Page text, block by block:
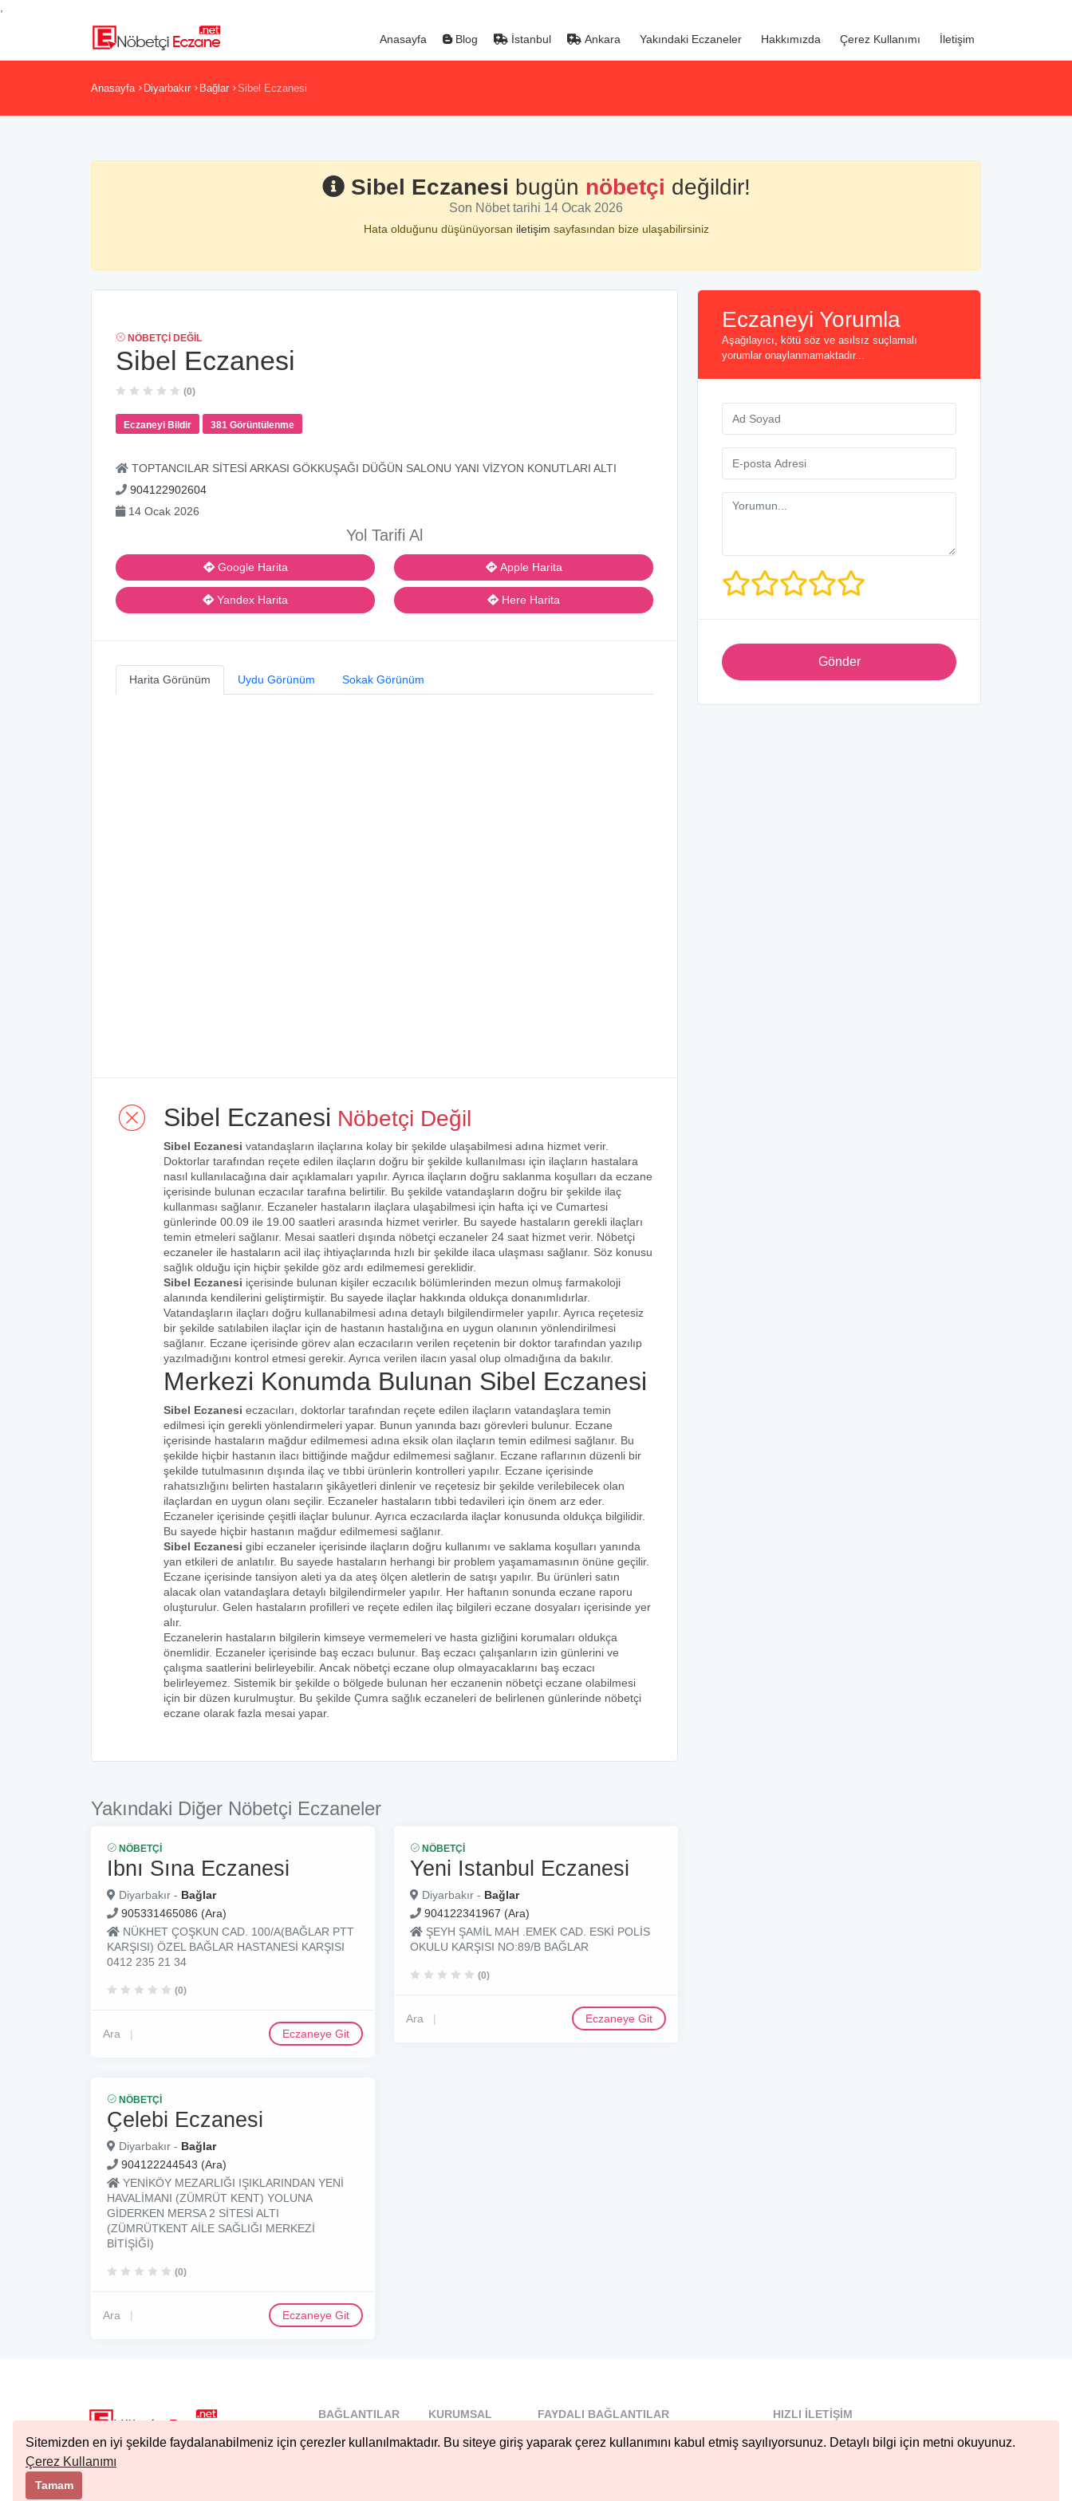
Sitemizden en iyi şekilde faydalanabilmeniz için çerezler kullanılmaktadır. Bu siteye giriş yaparak çerez kullanımını kabul etmiş sayılıyorsunuz. Detaylı bilgi için metni okuyunuz.
Çerez Kullanımı
Tamam
Anasayfa Blog İstanbul Ankara Yakındaki Eczaneler Hakkımızda Çerez Kullanımı İletişim
Anasayfa Diyarbakır Bağlar Sibel Eczanesi
Sibel Eczanesi bugün nöbetçi değildir!
Son Nöbet tarihi 14 Ocak 2026
Hata olduğunu düşünüyorsan iletişim sayfasından bize ulaşabilirsiniz
NÖBETÇI DEĞIL
Sibel Eczanesi
(0)
Eczaneyi Bildir 381 Görüntülenme
TOPTANCILAR SİTESİ ARKASI GÖKKUŞAĞI DÜĞÜN SALONU YANI VİZYON KONUTLARI ALTI
904122902604
14 Ocak 2026
Yol Tarifi Al
Google Harita
Yandex Harita
Apple Harita
Here Harita
Harita Görünüm Uydu Görünüm Sokak Görünüm
Sibel Eczanesi Nöbetçi Değil
Sibel Eczanesi vatandaşların ilaçlarına kolay bir şekilde ulaşabilmesi adına hizmet verir.
Doktorlar tarafından reçete edilen ilaçların doğru bir şekilde kullanılması için ilaçların hastalara
nasıl kullanılacağına dair açıklamaları yapılır. Ayrıca ilaçların doğru saklanma koşulları da eczane
içerisinde bulunan eczacılar tarafına belirtilir. Bu şekilde vatandaşların doğru bir şekilde ilaç
kullanması sağlanır. Eczaneler hastaların ilaçlara ulaşabilmesi için hafta içi ve Cumartesi
günlerinde 00.09 ile 19.00 saatleri arasında hizmet verirler. Bu sayede hastaların gerekli ilaçları
temin etmeleri sağlanır. Mesai saatleri dışında nöbetçi eczaneler 24 saat hizmet verir. Nöbetçi
eczaneler ile hastaların acil ilaç ihtiyaçlarında hızlı bir şekilde ilaca ulaşması sağlanır. Söz konusu
sağlık olduğu için hiçbir şekilde göz ardı edilmemesi gereklidir.
Sibel Eczanesi içerisinde bulunan kişiler eczacılık bölümlerinden mezun olmuş farmakoloji
alanında kendilerini geliştirmiştir. Bu sayede ilaçlar hakkında oldukça donanımlıdırlar.
Vatandaşların ilaçları doğru kullanabilmesi adına detaylı bilgilendirmeler yapılır. Ayrıca reçetesiz
bir şekilde satılabilen ilaçlar için de hastanın hastalığına en uygun olanının yönlendirilmesi
sağlanır. Eczane içerisinde görev alan eczacıların verilen reçetenin bir doktor tarafından yazılıp
yazılmadığını kontrol etmesi gerekir. Ayrıca verilen ilacın yasal olup olmadığına da bakılır.
Merkezi Konumda Bulunan Sibel Eczanesi
Sibel Eczanesi eczacıları, doktorlar tarafından reçete edilen ilaçların vatandaşlara temin
edilmesi için gerekli yönlendirmeleri yapar. Bunun yanında bazı görevleri bulunur. Eczane
içerisinde hastaların mağdur edilmemesi adına eksik olan ilaçların temin edilmesi sağlanır. Bu
şekilde hiçbir hastanın ilacı bittiğinde mağdur edilmemesi sağlanır. Eczane raflarının düzenli bir
şekilde tutulmasının dışında ilaç ve tıbbi ürünlerin kontrolleri yapılır. Eczane içerisinde
rahatsızlığını belirten hastaların şikâyetleri dinlenir ve reçetesiz bir şekilde verilebilecek olan
ilaçlardan en uygun olanı seçilir. Eczaneler hastaların tıbbi tedavileri için önem arz eder.
Eczaneler içerisinde çeşitli ilaçlar bulunur. Ayrıca eczacılarda ilaçlar konusunda oldukça bilgilidir.
Bu sayede hiçbir hastanın mağdur edilmemesi sağlanır.
Sibel Eczanesi gibi eczaneler içerisinde ilaçların doğru kullanımı ve saklama koşulları yanında
yan etkileri de anlatılır. Bu sayede hastaların herhangi bir problem yaşamamasının önüne geçilir.
Eczane içerisinde tansiyon aleti ya da ateş ölçen aletlerin de satışı yapılır. Bu ürünleri satın
alacak olan vatandaşlara detaylı bilgilendirmeler yapılır. Her haftanın sonunda eczane raporu
oluşturulur. Gelen hastaların profilleri ve reçete edilen ilaç bilgileri eczane dosyaları içerisinde yer
alır.
Eczanelerin hastaların bilgilerin kimseye vermemeleri ve hasta gizliğini korumaları oldukça
önemlidir. Eczaneler içerisinde baş eczacı bulunur. Baş eczacı çalışanların izin günlerini ve
çalışma saatlerini belirleyebilir. Ancak nöbetçi eczane olup olmayacaklarını baş eczacı
belirleyemez. Sistemik bir şekilde o bölgede bulunan her eczanenin nöbetçi eczane olabilmesi
için bir düzen kurulmuştur. Bu şekilde Çumra sağlık eczaneleri de belirlenen günlerinde nöbetçi
eczane olarak fazla mesai yapar.
Yakındaki Diğer Nöbetçi Eczaneler
NÖBETÇI
Ibnı Sına Eczanesi
Diyarbakır - Bağlar
905331465086 (Ara)
NÜKHET ÇOŞKUN CAD. 100/A(BAĞLAR PTT
KARŞISI) ÖZEL BAĞLAR HASTANESİ KARŞISI
0412 235 21 34
(0)
Ara Eczaneye Git
NÖBETÇI
Yeni Istanbul Eczanesi
Diyarbakır - Bağlar
904122341967 (Ara)
ŞEYH ŞAMİL MAH .EMEK CAD. ESKİ POLİS
OKULU KARŞISI NO:89/B BAĞLAR
(0)
Ara Eczaneye Git
NÖBETÇI
Çelebi Eczanesi
Diyarbakır - Bağlar
904122244543 (Ara)
YENİKÖY MEZARLIĞI IŞIKLARINDAN YENİ
HAVALİMANI (ZÜMRÜT KENT) YOLUNA
GİDERKEN MERSA 2 SİTESİ ALTI
(ZÜMRÜTKENT AİLE SAĞLIĞI MERKEZİ
BİTİŞİĞİ)
(0)
Ara Eczaneye Git
Eczaneyi Yorumla
Aşağılayıcı, kötü söz ve asılsız suçlamalı
yorumlar onaylanmamaktadır...
Gönder
Copyright © 2023 Tüm Hakları Saklıdır.
BAĞLANTILAR
Nöbetçi...
KURUMSAL
Hakkımızda
FAYDALI BAĞLANTILAR
HIZLI İLETIŞIM